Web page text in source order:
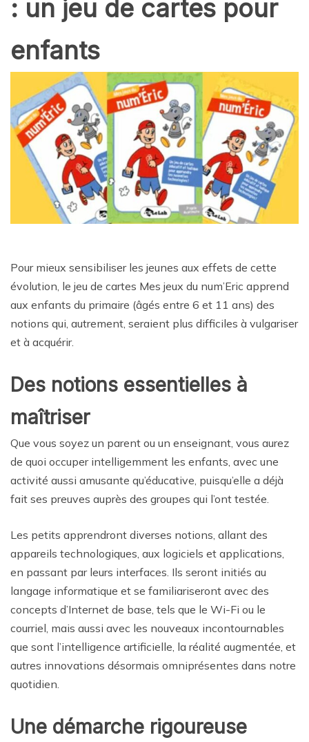
: un jeu de cartes pour
enfants
Pour mieux sensibiliser les jeunes aux effets de cette
évolution, le jeu de cartes Mes jeux du num’Eric apprend
aux enfants du primaire (âgés entre 6 et 11 ans) des
notions qui, autrement, seraient plus difficiles à vulgariser
et à acquérir.
Des notions essentielles à
maîtriser
Que vous soyez un parent ou un enseignant, vous aurez
de quoi occuper intelligemment les enfants, avec une
activité aussi amusante qu’éducative, puisqu’elle a déjà
fait ses preuves auprès des groupes qui l’ont testée.
Les petits apprendront diverses notions, allant des
appareils technologiques, aux logiciels et applications,
en passant par leurs interfaces. Ils seront initiés au
langage informatique et se familiariseront avec des
concepts d’Internet de base, tels que le Wi-Fi ou le
courriel, mais aussi avec les nouveaux incontournables
que sont l’intelligence artificielle, la réalité augmentée, et
autres innovations désormais omniprésentes dans notre
quotidien.
Une démarche rigoureuse